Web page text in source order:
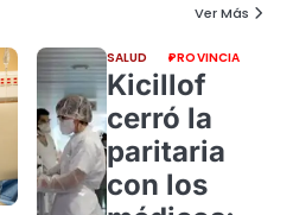
Ver Más
SALUD PROVINCIA
Kicillof
cerró la
paritaria
con los